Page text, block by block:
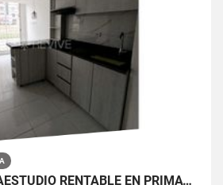
SE VENDE APARTAESTUDIO RENTABLE EN PRIMAVERA 6-39 ET 2